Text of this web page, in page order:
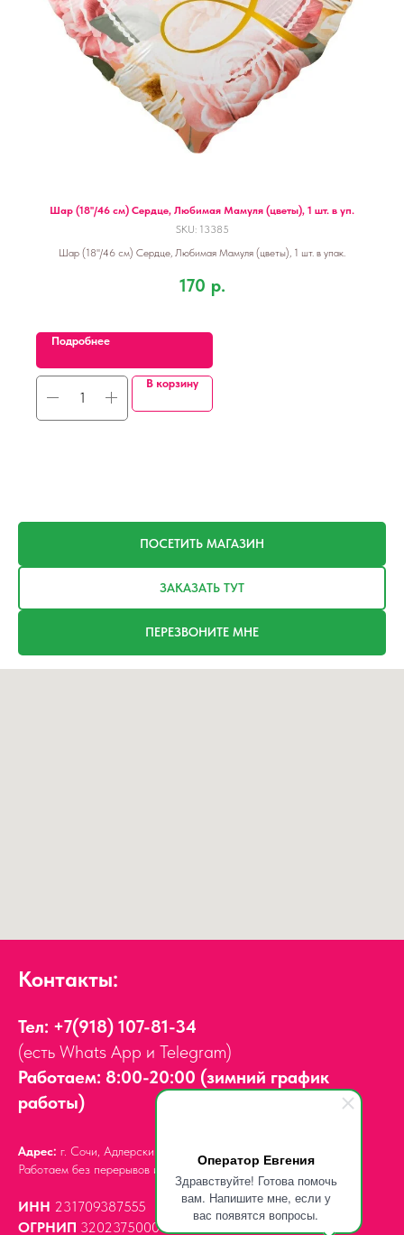
Оператор Евгения
Здравствуйте! Готова помочь
вам. Напишите мне, если у
вас появятся вопросы.
Шар (18''/46 см) Сердце, Любимая Мамуля (цветы), 1 шт. в уп.
SKU: 13385
Шар (18''/46 см) Сердце, Любимая Мамуля (цветы), 1 шт. в упак.
170 р.
Подробнее
В корзину
ПОСЕТИТЬ МАГАЗИН
ЗАКАЗАТЬ ТУТ
ПЕРЕЗВОНИТЕ МНЕ
Контакты:
Тел: +7(918) 107-81-34
(есть Whats App и Telegram)
Работаем: 8:00-20:00 (зимний график
работы)
Адрес: г. Сочи, Адлерский район,
Работаем без перерывов и выходных.
ИНН 231709387555
ОГРНИП 320237500061539